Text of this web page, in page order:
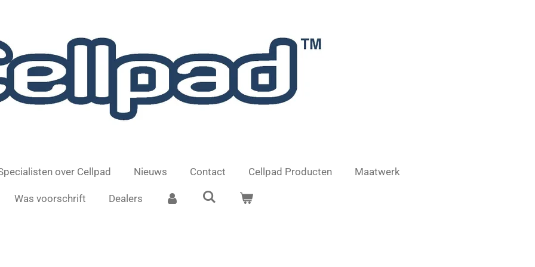
over Cellpad Nieuws Contact Cellpad Producten Maatwerk
Was voorschrift Dealers